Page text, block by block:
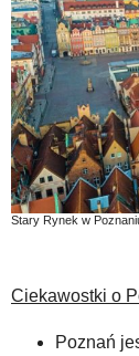
Stary Rynek w
Ciekawostki o
Poznań